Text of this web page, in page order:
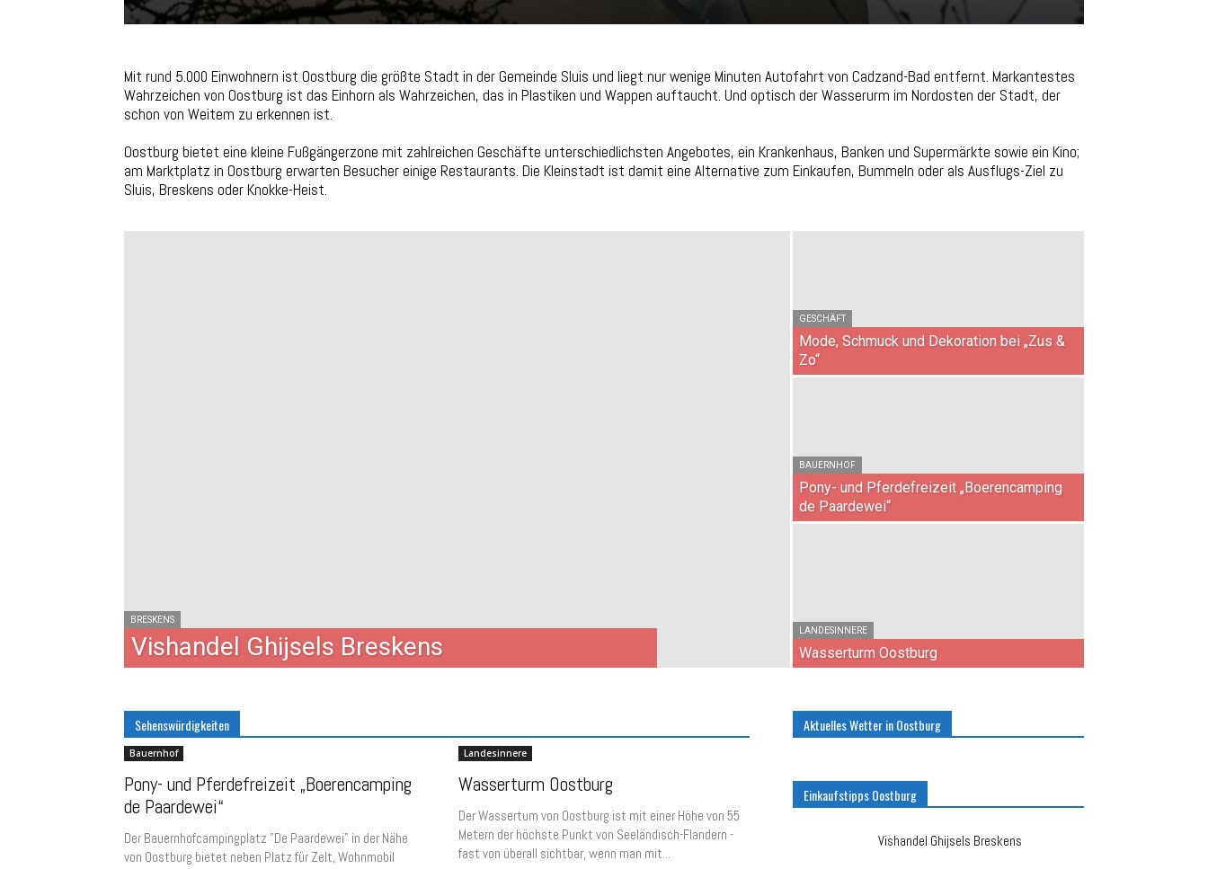
Mit rund 5.000 Einwohnern ist Oostburg die größte Stadt in der Gemeinde Sluis und liegt nur wenige Minuten Autofahrt von Cadzand-Bad entfernt. Markantestes
Wahrzeichen von Oostburg ist das Einhorn als Wahrzeichen, das in Plastiken und Wappen auftaucht. Und optisch der Wasserurm im Nordosten der Stadt, der
schon von Weitem zu erkennen ist.
Oostburg bietet eine kleine Fußgängerzone mit zahlreichen Geschäfte unterschiedlichsten Angebotes, ein Krankenhaus, Banken und Supermärkte sowie ein Kino;
am Marktplatz in Oostburg erwarten Besucher einige Restaurants. Die Kleinstadt ist damit eine Alternative zum Einkaufen, Bummeln oder als Ausflugs-Ziel zu
Sluis, Breskens oder Knokke-Heist.
BRESKENS
Vishandel Ghijsels Breskens
GESCHÄFT
Mode, Schmuck und Dekoration bei „Zus &
Zo“
BAUERNHOF
Pony- und Pferdefreizeit „Boerencamping
de Paardewei“
LANDESINNERE
Wasserturm Oostburg
Sehenswürdigkeiten
Bauernhof
Pony- und Pferdefreizeit „Boerencamping
de Paardewei“
Der Bauernhofcampingplatz "De Paardewei" in der Nähe
von Oostburg bietet neben Platz für Zelt, Wohnmobil
Landesinnere
Wasserturm Oostburg
Der Wassertum von Oostburg ist mit einer Höhe von 55
Metern der höchste Punkt von Seeländisch-Flandern -
fast von überall sichtbar, wenn man mit...
Aktuelles Wetter in Oostburg
Einkaufstipps Oostburg
Vishandel Ghijsels Breskens